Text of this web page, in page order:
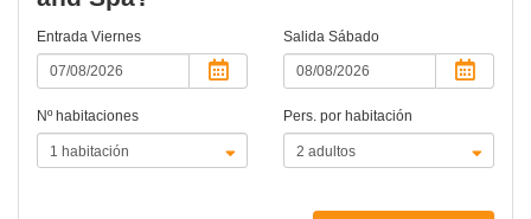
Entrada Viernes Salida Sábado
Nº habitaciones Pers. por habitación